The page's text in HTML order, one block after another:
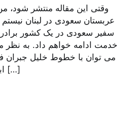
وقتی این مقاله منتشر شود،
عربستان سعودی در لبنان
سفیر سعودی در یک کشور برادر
خدمت ادامه خواهم داد. به نظر
می توان با خطوط خلیل جبران
ابراز کرد: همواره چنین […]